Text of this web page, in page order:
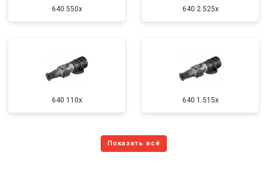
640 550x 640 2.525x
640 110x 640 1.515x